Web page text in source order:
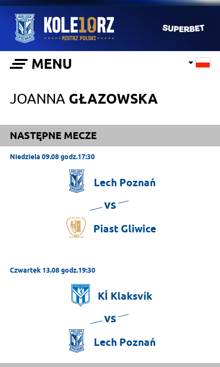
MENU
JOANNA GŁAZOWSKA
NASTĘPNE MECZE
Niedziela 09.08 godz.17:30
Lech Poznań
vs
Piast Gliwice
Czwartek 13.08 godz.19:30
KÍ Klaksvík
vs
Lech Poznań